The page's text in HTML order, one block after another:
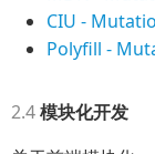
CIU -
Polyfill -
模块化开发